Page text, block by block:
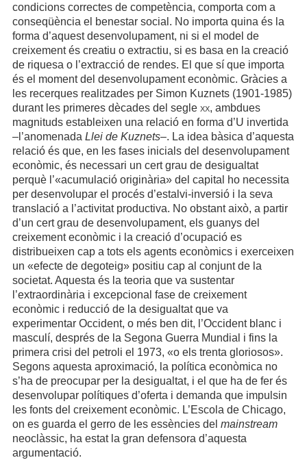
condicions correctes de competència, comporta com a
conseqüència el benestar social. No importa quina és la
forma d’aquest desenvolupament, ni si el model de
creixement és creatiu o extractiu, si es basa en la creació
de riquesa o l’extracció de rendes. El que sí que importa
és el moment del desenvolupament econòmic. Gràcies a
les recerques realitzades per Simon Kuznets (1901-1985)
durant les primeres dècades del segle xx, ambdues
magnituds estableixen una relació en forma d’U invertida
–l’anomenada Llei de Kuznets–. La idea bàsica d’aquesta
relació és que, en les fases inicials del desenvolupament
econòmic, és necessari un cert grau de desigualtat
perquè l’«acumulació originària» del capital ho necessita
per desenvolupar el procés d’estalvi-inversió i la seva
translació a l’activitat productiva. No obstant això, a partir
d’un cert grau de desenvolupament, els guanys del
creixement econòmic i la creació d’ocupació es
distribueixen cap a tots els agents econòmics i exerceixen
un «efecte de degoteig» positiu cap al conjunt de la
societat. Aquesta és la teoria que va sustentar
l’extraordinària i excepcional fase de creixement
econòmic i reducció de la desigualtat que va
experimentar Occident, o més ben dit, l’Occident blanc i
masculí, després de la Segona Guerra Mundial i fins la
primera crisi del petroli el 1973, «o els trenta gloriosos».
Segons aquesta aproximació, la política econòmica no
s’ha de preocupar per la desigualtat, i el que ha de fer és
desenvolupar polítiques d’oferta i demanda que impulsin
les fonts del creixement econòmic. L’Escola de Chicago,
on es guarda el gerro de les essències del mainstream
neoclàssic, ha estat la gran defensora d’aquesta
argumentació.